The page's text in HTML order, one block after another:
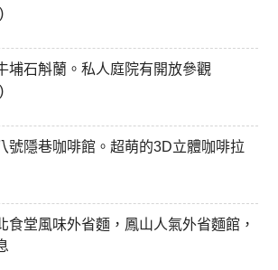
埔石斛蘭。私人庭院有開放參觀
號隱巷咖啡館。超萌的3D立體咖啡拉
食堂風味外省麵，鳳山人氣外省麵館，